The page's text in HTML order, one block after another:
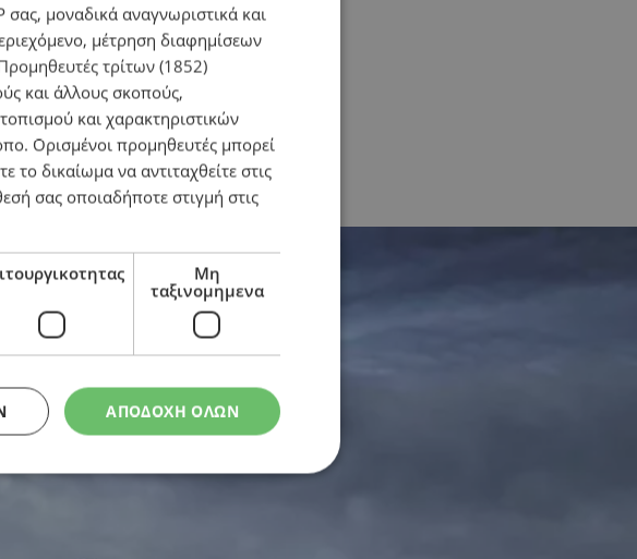
μοναδικά αναγνωριστικά και
μέτρηση διαφημίσεων
τρίτων (1852)
και άλλους σκοπούς,
και χαρακτηριστικών
Ορισμένοι προμηθευτές μπορεί
το δικαίωμα να αντιταχθείτε στις
σας οποιαδήποτε στιγμή στις
Μη
ταξινομημενα
ΑΠΟΔΟΧΗ ΟΛΩΝ